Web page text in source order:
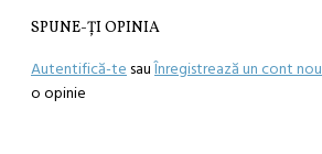
SPUNE-ŢI OPINIA
Autentifică-te sauÎnregistrează un cont nou
o opinie